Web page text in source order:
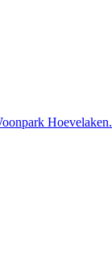
Hoevelaken.